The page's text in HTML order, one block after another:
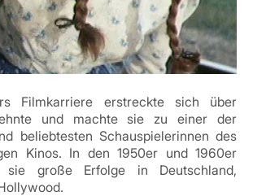
Filmkarriere erstreckte sich über
und machte sie zu einer der
beliebtesten Schauspielerinnen des
Kinos. In den 1950er und 1960er
sie große Erfolge in Deutschland,